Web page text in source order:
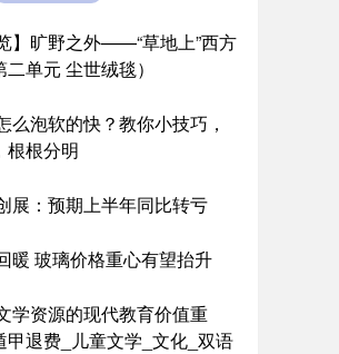
】旷野之外——“草地上”西方
单元 尘世绒毯）
么泡软的快？教你小技巧，
根根分明
展：预期上半年同比转亏
暖 玻璃价格重心有望抬升
学资源的现代教育价值重
甲退费_儿童文学_文化_双语